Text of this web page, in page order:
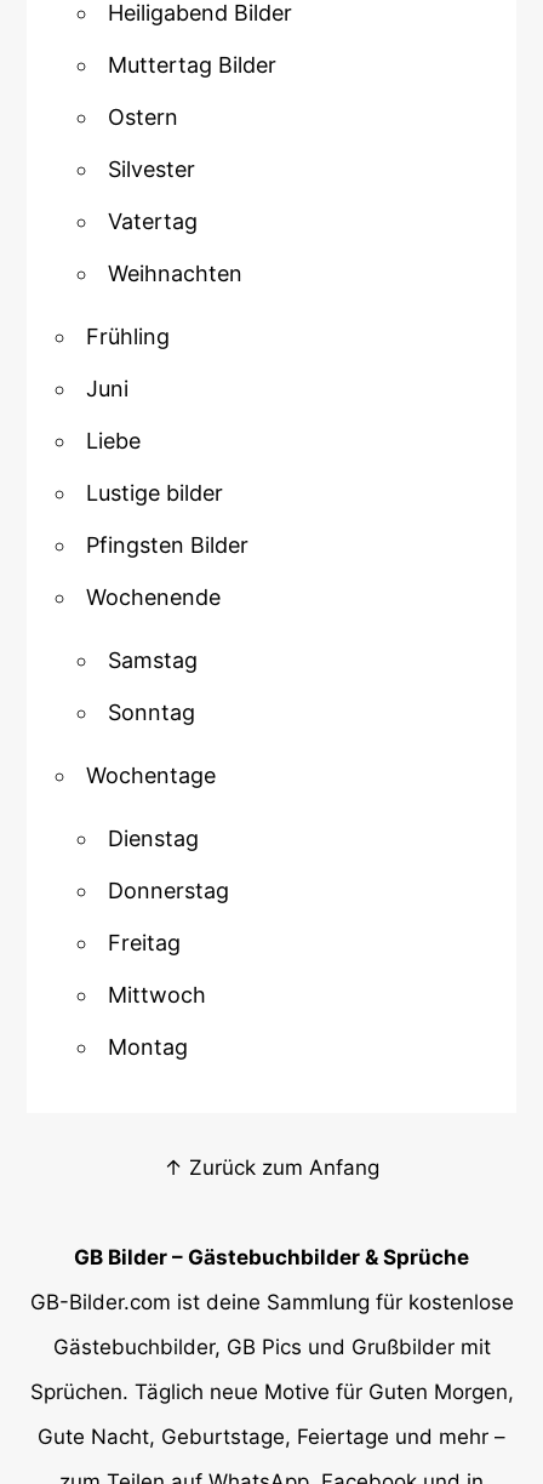
Heiligabend Bilder
Muttertag Bilder
Ostern
Silvester
Vatertag
Weihnachten
Frühling
Juni
Liebe
Lustige bilder
Pfingsten Bilder
Wochenende
Samstag
Sonntag
Wochentage
Dienstag
Donnerstag
Freitag
Mittwoch
Montag
↑ Zurück zum Anfang
GB Bilder – Gästebuchbilder & Sprüche
GB-Bilder.com ist deine Sammlung für kostenlose
Gästebuchbilder, GB Pics und Grußbilder mit
Sprüchen. Täglich neue Motive für Guten Morgen,
Gute Nacht, Geburtstage, Feiertage und mehr –